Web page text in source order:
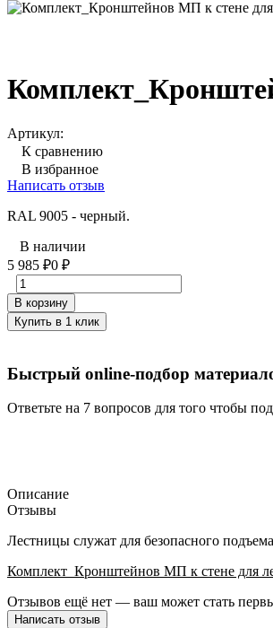
Артикул:
К сравнению
В избранное
Написать отзыв
RAL 9005 - черный.
В наличии
5 985 ₽0 ₽
В корзину
Купить в 1 клик
Быстрый online-подбор
Ответьте на 7 вопросов для того чтобы
Описание
Отзывы
Лестницы служат для безопасного
Комплект_Кронштейнов МП к стене для
Отзывов ещё нет — ваш может стать
Написать отзыв